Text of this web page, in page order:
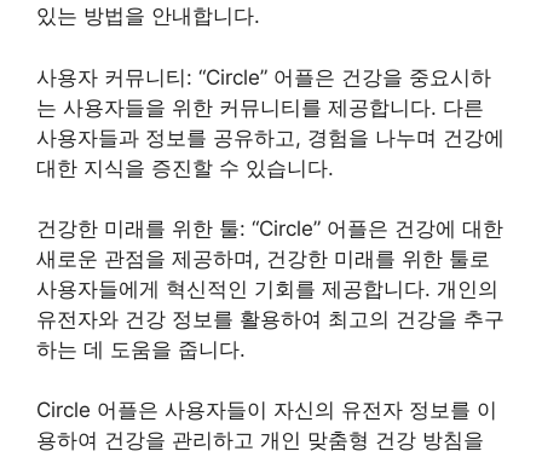
있는 방법을 안내합니다.
사용자 커뮤니티: “Circle” 어플은 건강을 중요시하
는 사용자들을 위한 커뮤니티를 제공합니다. 다른
사용자들과 정보를 공유하고, 경험을 나누며 건강에
대한 지식을 증진할 수 있습니다.
건강한 미래를 위한 툴: “Circle” 어플은 건강에 대한
새로운 관점을 제공하며, 건강한 미래를 위한 툴로
사용자들에게 혁신적인 기회를 제공합니다. 개인의
유전자와 건강 정보를 활용하여 최고의 건강을 추구
하는 데 도움을 줍니다.
Circle 어플은 사용자들이 자신의 유전자 정보를 이
용하여 건강을 관리하고 개인 맞춤형 건강 방침을